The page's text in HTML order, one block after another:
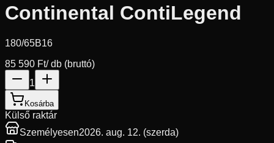
Continental ContiLegend
180/65B16
85 590 Ft/ db (bruttó)
1
Kosárba
Külső raktár
Személyesen2026. aug. 12. (szerda)